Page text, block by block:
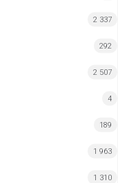
2 337
292
2 507
4
189
1 963
1 310